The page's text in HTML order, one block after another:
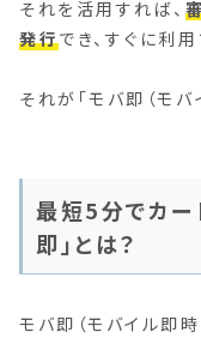
それを活用すれば、
発行でき、すぐに利用
それが「モバ即（モバ
最短5分でカー
即」とは？
モバ即（モバイル即